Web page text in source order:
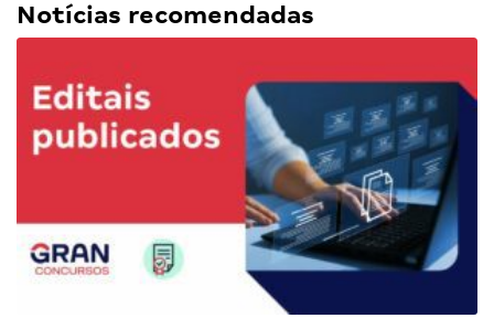
Notícias recomendadas